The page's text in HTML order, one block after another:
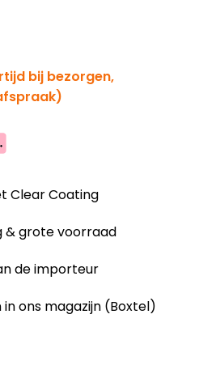
bij bezorgen,
Clear Coating
& grote voorraad
de importeur
ons magazijn (Boxtel)